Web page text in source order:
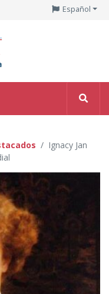
Español
Ignacy Jan